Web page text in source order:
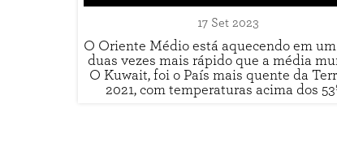
17 Set 2023
O Oriente Médio está aquecendo em
duas vezes mais rápido que a média
O Kuwait, foi o País mais quente da
2021, com temperaturas acima dos